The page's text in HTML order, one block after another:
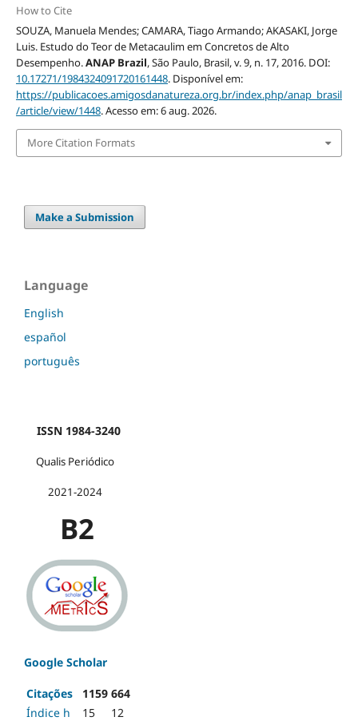
How to Cite
SOUZA, Manuela Mendes; CAMARA, Tiago Armando; AKASAKI, Jorge
Luis. Estudo do Teor de Metacaulim em Concretos de Alto
Desempenho.ANAP Brazil, São Paulo, Brasil, v. 9, n. 17, 2016. DOI:
10.17271/1984324091720161448. Disponível em:
https://publicacoes.amigosdanatureza.org.br/index.php/anap_brasil
/article/view/1448. Acesso em: 6 aug. 2026.
More Citation Formats
Make a Submission
Language
English
español
português
ISSN 1984-3240
Qualis Periódico
2021-2024
B2
Google Scholar
Citações 1159 664
Índice h
15
12